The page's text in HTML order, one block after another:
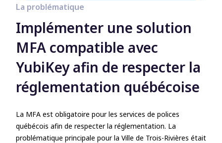
La problématique
Implémenter une solution
MFA compatible avec
YubiKey afin de respecter la
réglementation québécoise
La MFA est obligatoire pour les services de polices
québécois afin de respecter la réglementation. La
problématique principale pour la Ville de Trois-Rivières était